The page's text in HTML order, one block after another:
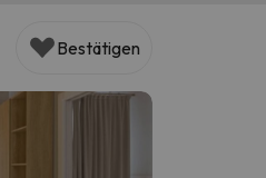
Bestätigen